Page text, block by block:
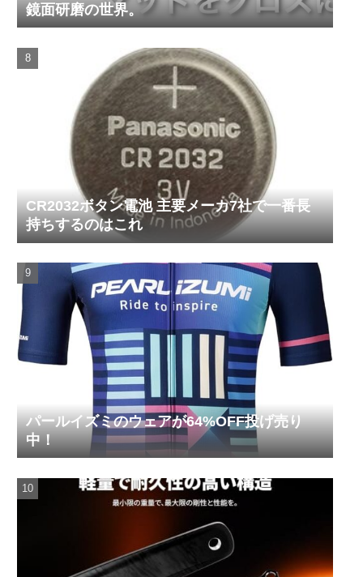
鏡面研磨の世界。
CR2032ボタン電池 主要メーカ7社で一番長
持ちするのはこれ
パールイズミのウェアが64%OFF投げ売り
中！